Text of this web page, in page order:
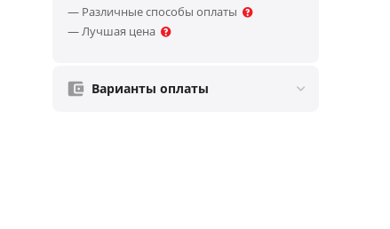
— Различные способы оплаты
— Лучшая цена
Варианты оплаты